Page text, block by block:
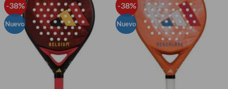
-38%
Nuevo
-38%
Nuevo